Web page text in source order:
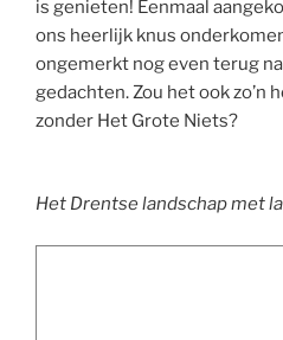
is genieten! Eenmaal
ons heerlijk knus
ongemerkt nog even terug
gedachten. Zou het ook zo’n
zonder Het Grote Niets?
Het Drentse landschap met